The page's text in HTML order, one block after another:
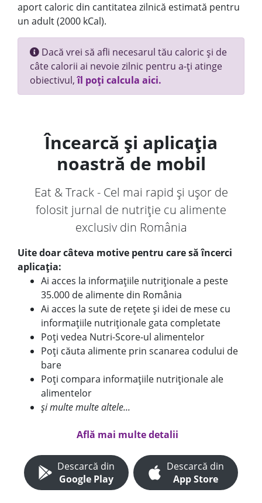
aport caloric din cantitatea zilnică estimată pentru
un adult (2000 kCal).
Dacă vrei să afli necesarul tău caloric și de
câte calorii ai nevoie zilnic pentru a-ți atinge
obiectivul,îl poți calcula aici.
Încearcă și aplicația
noastră de mobil
Eat & Track - Cel mai rapid și ușor de
folosit jurnal de nutriție cu alimente
exclusiv din România
Uite doar câteva motive pentru care să încerci
aplicația:
Ai acces la informațiile nutriționale a peste
35.000 de alimente din România
Ai acces la sute de rețete și idei de mese cu
informațiile nutriționale gata completate
Poți vedea Nutri-Score-ul alimentelor
Poți căuta alimente prin scanarea codului de
bare
Poți compara informațiile nutriționale ale
alimentelor
și multe multe altele...
Află mai multe detalii
Descarcă din
Google Play
Descarcă din
App Store